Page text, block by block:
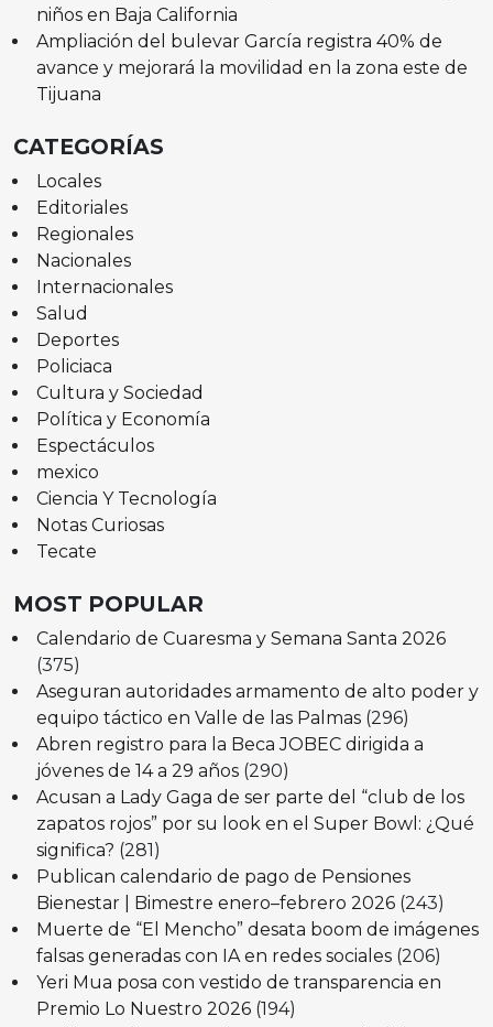
niños en Baja California
Ampliación del bulevar García registra 40% de
avance y mejorará la movilidad en la zona este de
Tijuana
CATEGORÍAS
Locales
Editoriales
Regionales
Nacionales
Internacionales
Salud
Deportes
Policiaca
Cultura y Sociedad
Política y Economía
Espectáculos
mexico
Ciencia Y Tecnología
Notas Curiosas
Tecate
MOST POPULAR
Calendario de Cuaresma y Semana Santa 2026
(375)
Aseguran autoridades armamento de alto poder y
equipo táctico en Valle de las Palmas (296)
Abren registro para la Beca JOBEC dirigida a
jóvenes de 14 a 29 años (290)
Acusan a Lady Gaga de ser parte del “club de los
zapatos rojos” por su look en el Super Bowl: ¿Qué
significa? (281)
Publican calendario de pago de Pensiones
Bienestar | Bimestre enero–febrero 2026 (243)
Muerte de “El Mencho” desata boom de imágenes
falsas generadas con IA en redes sociales (206)
Yeri Mua posa con vestido de transparencia en
Premio Lo Nuestro 2026 (194)